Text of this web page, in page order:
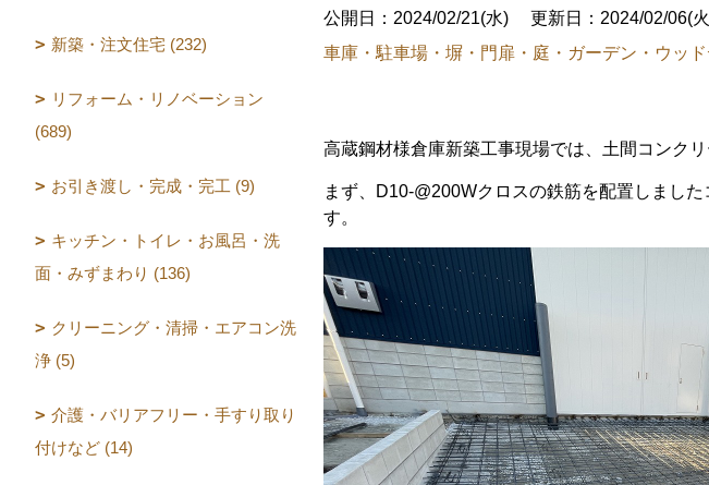
公開日：2024/02/21(水) 更新日：2024/02/06(
車庫・駐車場・塀・門扉・庭・ガーデン・ウッ
高蔵鋼材様倉庫新築工事現場では、土間コンク
まず、D10-@200Wクロスの鉄筋を配置しまし
す。
新築・注文住宅 (232)
リフォーム・リノベーション
(689)
お引き渡し・完成・完工 (9)
キッチン・トイレ・お風呂・洗
面・みずまわり (136)
クリーニング・清掃・エアコン洗
浄 (5)
介護・バリアフリー・手すり取り
付けなど (14)